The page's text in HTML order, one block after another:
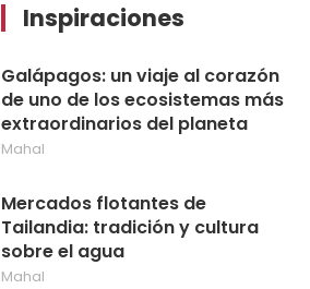
Inspiraciones
Galápagos: un viaje al corazón
de uno de los ecosistemas más
extraordinarios del planeta
Mahal
Mercados flotantes de
Tailandia: tradición y cultura
sobre el agua
Mahal